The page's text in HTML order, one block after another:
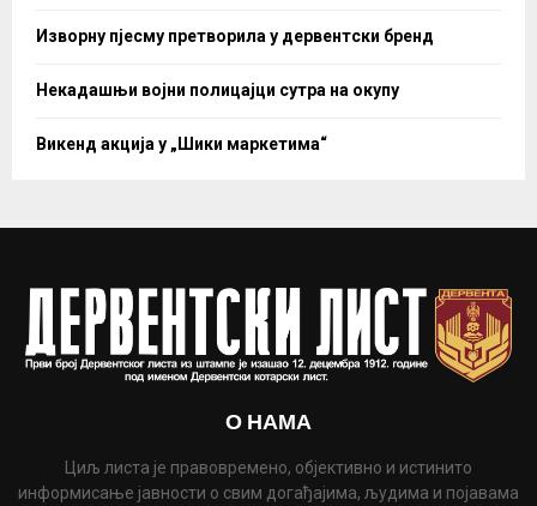
Изворну пјесму претворила у дервентски бренд
Некадашњи војни полицајци сутра на окупу
Викенд акција у „Шики маркетима“
О НАМА
Циљ листа је правовремено, објективно и истинито
информисање јавности о свим догађајима, људима и појавама